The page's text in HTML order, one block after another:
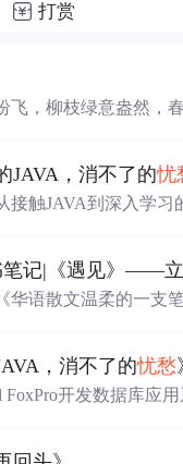
打赏
飞，柳枝绿意盎然，
们的情感变化，展现
JAVA，消不了的忧
接触JAVA到深入学习
华语散文温柔的一支
思考，还有对小孩、
情的新角度。
，消不了的忧愁
FoxPro开发数据库应